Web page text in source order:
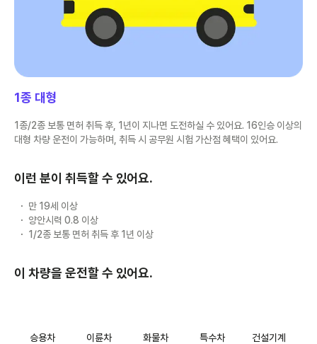
1종 대형
1종/2종 보통 면허 취득 후, 1년이 지나면 도전하실 수 있어요. 16인승 이상의
대형 차량 운전이 가능하며, 취득 시 공무원 시험 가산점 혜택이 있어요.
이런 분이 취득할 수 있어요.
만 19세 이상
양안시력 0.8 이상
1/2종 보통 면허 취득 후 1년 이상
이 차량을 운전할 수 있어요.
승용차 이륜차 화물차 특수차 건설기계